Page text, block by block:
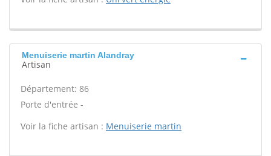
Menuiserie martin Alandray
Artisan
Département: 86
Porte d'entrée -
Voir la fiche artisan : Menuiserie martin